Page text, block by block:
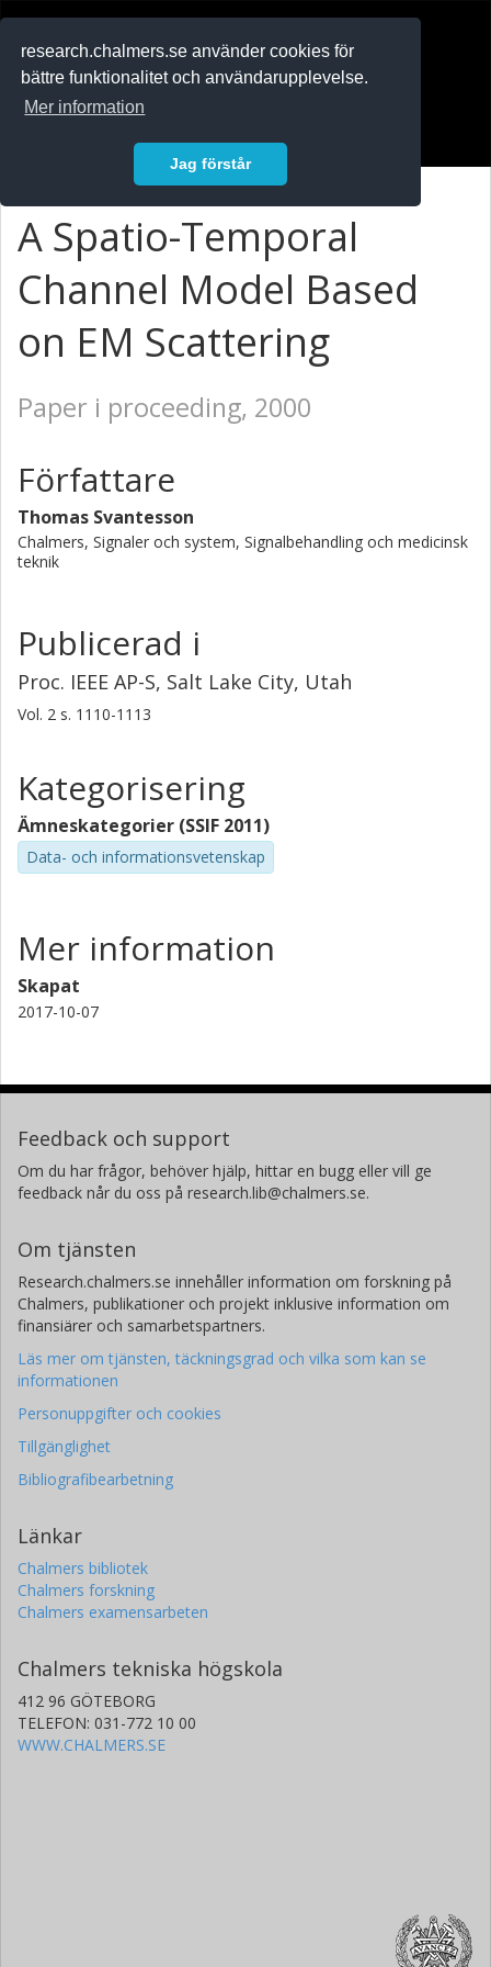
research.chalmers.se använder cookies för
bättre funktionalitet och användarupplevelse.
Mer information
Jag förstår
A Spatio-Temporal
Channel Model Based
on EM Scattering
Paper i proceeding, 2000
Författare
Thomas Svantesson
Chalmers, Signaler och system, Signalbehandling och medicinsk
teknik
Publicerad i
Proc. IEEE AP-S, Salt Lake City, Utah
Vol. 2 s. 1110-1113
Kategorisering
Ämneskategorier (SSIF 2011)
Data- och informationsvetenskap
Mer information
Skapat
2017-10-07
Feedback och support
Om du har frågor, behöver hjälp, hittar en bugg eller vill ge
feedback når du oss på research.lib@chalmers.se.
Om tjänsten
Research.chalmers.se innehåller information om forskning på
Chalmers, publikationer och projekt inklusive information om
finansiärer och samarbetspartners.
Läs mer om tjänsten, täckningsgrad och vilka som kan se
informationen
Personuppgifter och cookies
Tillgänglighet
Bibliografibearbetning
Länkar
Chalmers bibliotek
Chalmers forskning
Chalmers examensarbeten
Chalmers tekniska högskola
412 96 GÖTEBORG
TELEFON: 031-772 10 00
WWW.CHALMERS.SE